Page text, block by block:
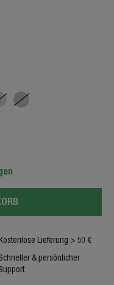
Kostenlose Lieferung > 50 €
Schneller & persönlicher
Support